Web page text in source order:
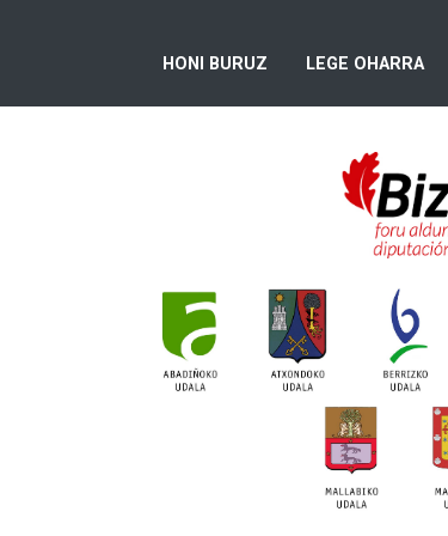
HONI BURUZ LEGE OHARRA